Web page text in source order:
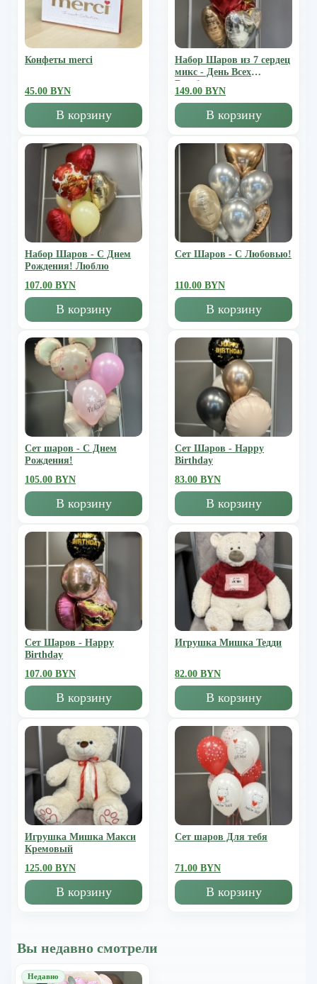
Конфеты merci
45.00 BYN
В корзину
Набор Шаров из 7 сердец
микс - День Всех
Влюбленных
149.00 BYN
В корзину
Набор Шаров - С Днем
Рождения! Люблю
107.00 BYN
В корзину
Сет Шаров - С Любовью!
110.00 BYN
В корзину
Сет шаров - С Днем
Рождения!
105.00 BYN
В корзину
Сет Шаров - Happy
Birthday
83.00 BYN
В корзину
Сет Шаров - Happy
Birthday
107.00 BYN
В корзину
Игрушка Мишка Тедди
82.00 BYN
В корзину
Игрушка Мишка Mакси
Кремовый
125.00 BYN
В корзину
Сет шаров Для тебя
71.00 BYN
В корзину
Вы недавно смотрели